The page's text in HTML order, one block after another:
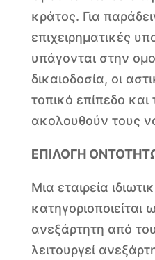
κράτος. Για
επιχειρηματικές
υπάγονται στην
δικαιοδοσία, οι
τοπικό επίπεδο
ακολουθούν τους
ΕΠΙΛΟΓΗ
Μια εταιρεία
κατηγοριοποιείται
ανεξάρτητη από
λειτουργεί